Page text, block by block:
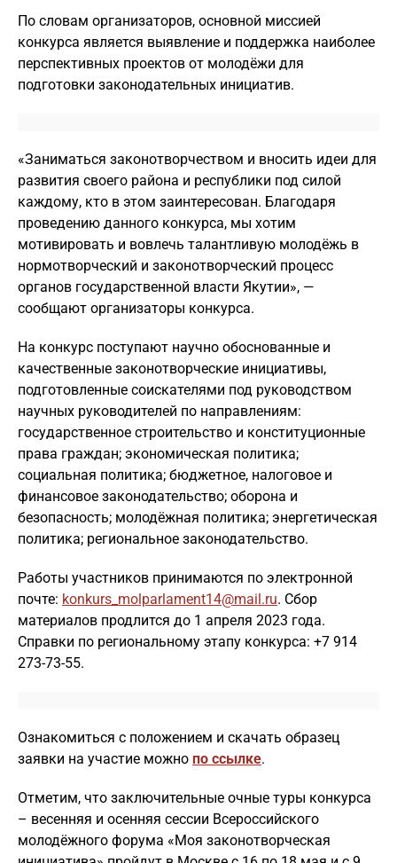
По словам организаторов, основной миссией
конкурса является выявление и поддержка наиболее
перспективных проектов от молодёжи для
подготовки законодательных инициатив.
«Заниматься законотворчеством и вносить идеи для
развития своего района и республики под силой
каждому, кто в этом заинтересован. Благодаря
проведению данного конкурса, мы хотим
мотивировать и вовлечь талантливую молодёжь в
нормотворческий и законотворческий процесс
органов государственной власти Якутии», —
сообщают организаторы конкурса.
На конкурс поступают научно обоснованные и
качественные законотворческие инициативы,
подготовленные соискателями под руководством
научных руководителей по направлениям:
государственное строительство и конституционные
права граждан; экономическая политика;
социальная политика; бюджетное, налоговое и
финансовое законодательство; оборона и
безопасность; молодёжная политика; энергетическая
политика; региональное законодательство.
Работы участников принимаются по электронной
почте: konkurs_molparlament14@mail.ru. Сбор
материалов продлится до 1 апреля 2023 года.
Справки по региональному этапу конкурса: +7 914
273-73-55.
Ознакомиться с положением и скачать образец
заявки на участие можно по ссылке.
Отметим, что заключительные очные туры конкурса
– весенняя и осенняя сессии Всероссийского
молодёжного форума «Моя законотворческая